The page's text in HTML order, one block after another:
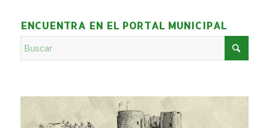
ENCUENTRA EN EL PORTAL MUNICIPAL